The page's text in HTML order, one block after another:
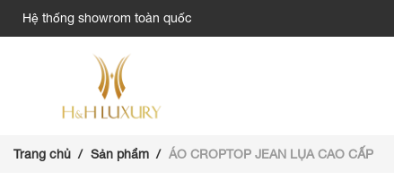
Hệ thống showrom toàn quốc
Trang chủ Sản phẩm ÁO CROPTOP JEAN LỤA CAO CẤP